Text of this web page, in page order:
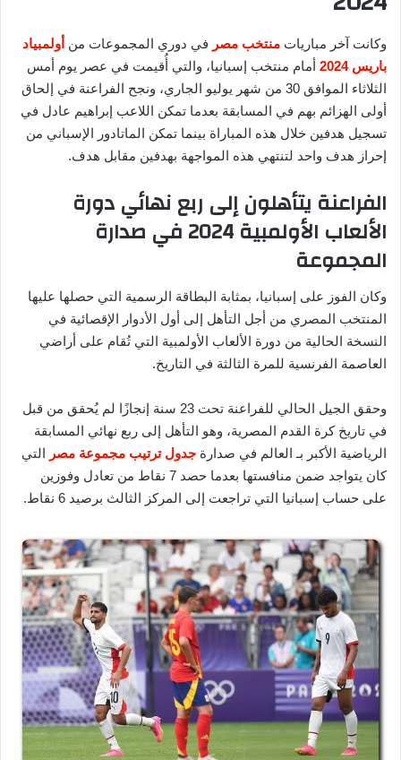
وكانت آخر مباريات منتخب مصر في دوري المجموعات من أولمبياد
باريس 2024
أمام منتخب إسبانيا، والتي أُقيمت في عصر يوم أمس
الثلاثاء الموافق 30 من شهر يوليو الجاري، ونجح الفراعنة في إلحاق
أولى الهزائم بهم في المسابقة بعدما تمكن اللاعب إبراهيم عادل في
تسجيل هدفين خلال هذه المباراة بينما تمكن الماتادور الإسباني من
إحراز هدف واحد لتنتهي هذه المواجهة بهدفين مقابل هدف.
الفراعنة يتأهلون إلى ربع نهائي دورة
الألعاب الأولمبية 2024 في صدارة
المجموعة
وكان الفوز على إسبانيا، بمثابة البطاقة الرسمية التي حصلها عليها
المنتخب المصري من أجل التأهل إلى أول الأدوار الإقصائية في
النسخة الحالية من دورة الألعاب الأولمبية التي تُقام على أراضي
العاصمة الفرنسية للمرة الثالثة في التاريخ.
وحقق الجيل الحالي للفراعنة تحت 23 سنة إنجازًا لم يُحقق من قبل
في تاريخ كرة القدم المصرية، وهو التأهل إلى ربع نهائي المسابقة
الرياضية الأكبر بـ العالم في صدارة جدول ترتيب مجموعة مصر التي
كان يتواجد ضمن منافستها بعدما حصد 7 نقاط من تعادل وفوزين
على حساب إسبانيا التي تراجعت إلى المركز الثالث برصيد 6 نقاط.